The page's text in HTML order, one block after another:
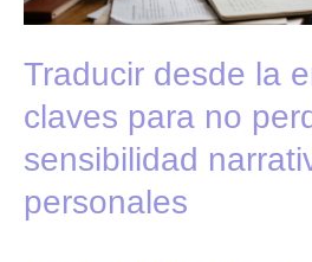
Traducir desde la
claves para no
sensibilidad
personales
perder
la
narrativa
en
textos